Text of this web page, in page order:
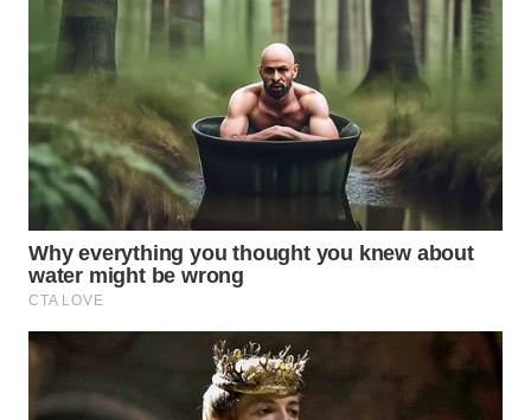
WN
LABUHANBATU
WN
TAPANULI
TENGAH
WN DELI
SERDANG
WN
TINGGI
WN